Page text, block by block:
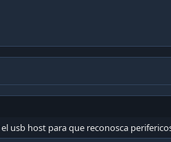
usb host para que reconosca